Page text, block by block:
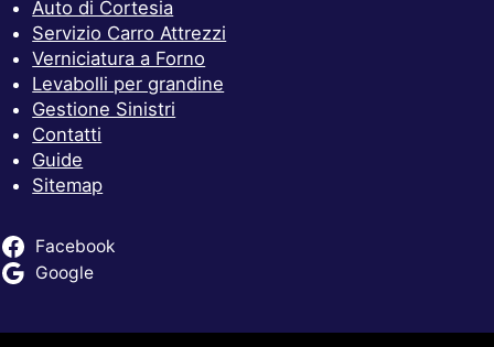
Auto di Cortesia
Servizio Carro Attrezzi
Verniciatura a Forno
Levabolli per grandine
Gestione Sinistri
Contatti
Guide
Sitemap
Facebook
Google